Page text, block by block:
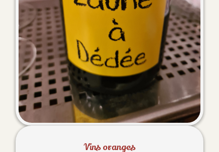
Vins oranges